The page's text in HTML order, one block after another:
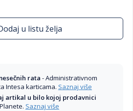
u listu želja
rata - Administrativnom
Intesa karticama. Saznaj više
artikal u bilo kojoj prodavnici
Saznaj više